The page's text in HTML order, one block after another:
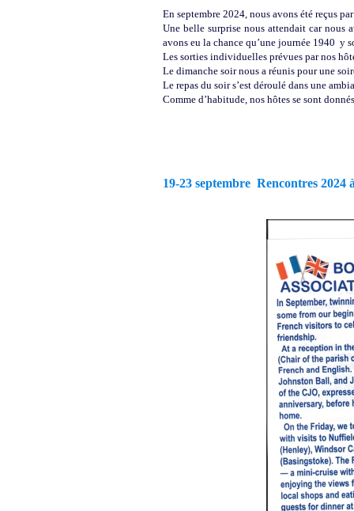
En septembre 2024, nous avons été reçus
Une belle surprise nous attendait car nous
avons eu la chance qu’une journée 1940 y
Les sorties individuelles prévues par nos
Le dimanche soir nous a réunis pour une
Le repas du soir s’est déroulé dans une
Comme d’habitude, nos hôtes se sont
19-23 septembre Rencontres